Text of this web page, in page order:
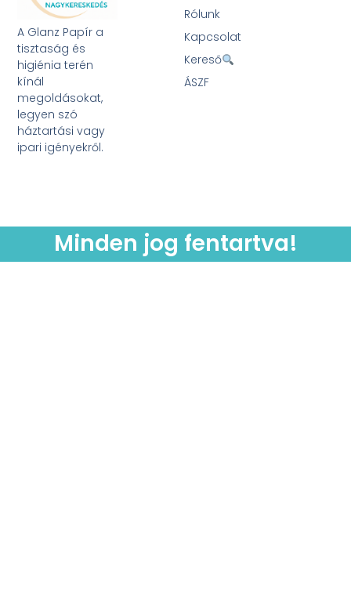
A Glanz Papír a
tisztaság és
higiénia terén
kínál
megoldásokat,
legyen szó
háztartási vagy
ipari igényekről.
Rólunk
Kapcsolat
Kereső
ÁSZF
Minden jog fentartva!